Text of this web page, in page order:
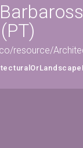
resource/